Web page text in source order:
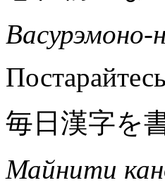
Васурэмоно-
毎日漢字を
Майнити